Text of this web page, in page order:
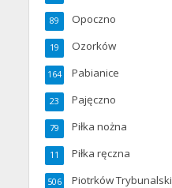
Opoczno
89
Ozorków
19
Pabianice
164
Pajęczno
23
Piłka nożna
79
Piłka ręczna
11
Piotrków Trybunalski
506